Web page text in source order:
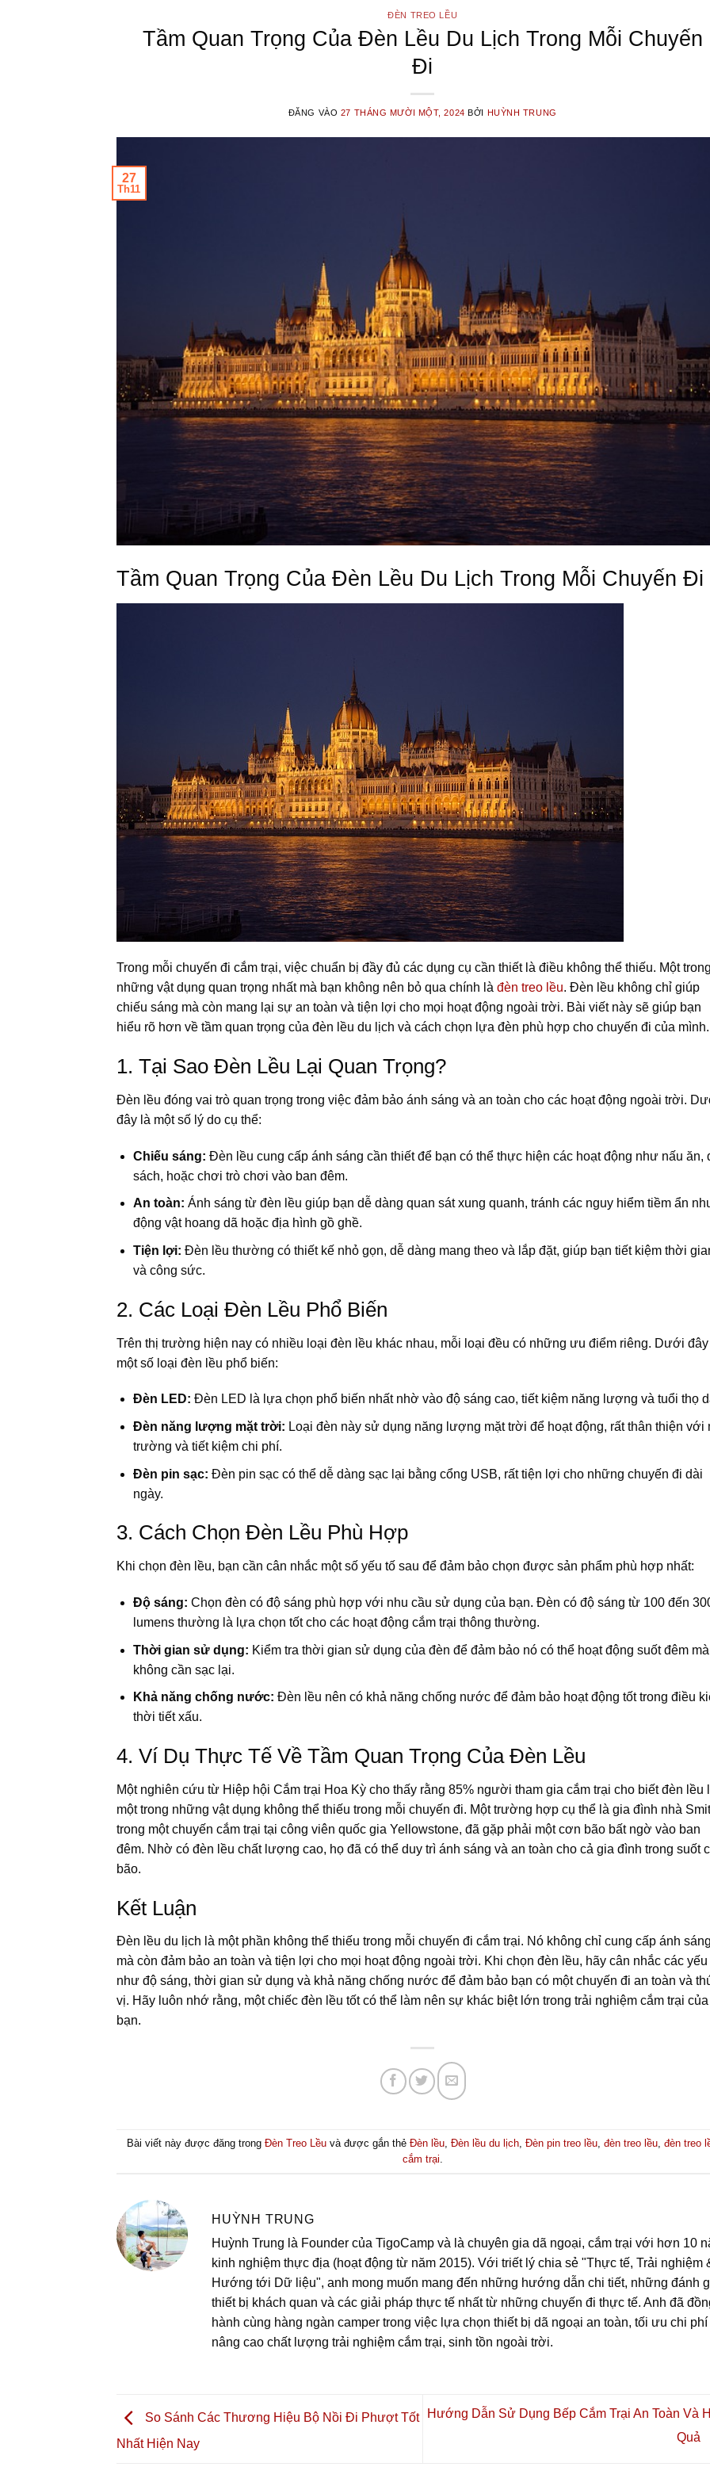
ĐÈN TREO LỀU
Tầm Quan Trọng Của Đèn Lều Du Lịch Trong Mỗi Chuyến
Đi
ĐĂNG VÀO 27 THÁNG MƯỜI MỘT, 2024 BỞI HUỲNH TRUNG
27
Th11
Tầm Quan Trọng Của Đèn Lều Du Lịch Trong Mỗi Chuyến Đi
Trong mỗi chuyến đi cắm trại, việc chuẩn bị đầy đủ các dụng cụ cần thiết là điều không thể thiếu. Một trong
những vật dụng quan trọng nhất mà bạn không nên bỏ qua chính là đèn treo lều. Đèn lều không chỉ giúp
chiếu sáng mà còn mang lại sự an toàn và tiện lợi cho mọi hoạt động ngoài trời. Bài viết này sẽ giúp bạn
hiểu rõ hơn về tầm quan trọng của đèn lều du lịch và cách chọn lựa đèn phù hợp cho chuyến đi của mình.
1. Tại Sao Đèn Lều Lại Quan Trọng?
Đèn lều đóng vai trò quan trọng trong việc đảm bảo ánh sáng và an toàn cho các hoạt động ngoài trời.
đây là một số lý do cụ thể:
Chiếu sáng: Đèn lều cung cấp ánh sáng cần thiết để bạn có thể thực hiện các hoạt động như nấu ăn,
sách, hoặc chơi trò chơi vào ban đêm.
An toàn: Ánh sáng từ đèn lều giúp bạn dễ dàng quan sát xung quanh, tránh các nguy hiểm tiềm ẩn
động vật hoang dã hoặc địa hình gồ ghề.
Tiện lợi: Đèn lều thường có thiết kế nhỏ gọn, dễ dàng mang theo và lắp đặt, giúp bạn tiết kiệm thời
và công sức.
2. Các Loại Đèn Lều Phổ Biến
Trên thị trường hiện nay có nhiều loại đèn lều khác nhau, mỗi loại đều có những ưu điểm riêng. Dưới đây
một số loại đèn lều phổ biến:
Đèn LED: Đèn LED là lựa chọn phổ biến nhất nhờ vào độ sáng cao, tiết kiệm năng lượng và tuổi thọ
Đèn năng lượng mặt trời: Loại đèn này sử dụng năng lượng mặt trời để hoạt động, rất thân thiện với
trường và tiết kiệm chi phí.
Đèn pin sạc: Đèn pin sạc có thể dễ dàng sạc lại bằng cổng USB, rất tiện lợi cho những chuyến đi dài
ngày.
3. Cách Chọn Đèn Lều Phù Hợp
Khi chọn đèn lều, bạn cần cân nhắc một số yếu tố sau để đảm bảo chọn được sản phẩm phù hợp nhất:
Độ sáng: Chọn đèn có độ sáng phù hợp với nhu cầu sử dụng của bạn. Đèn có độ sáng từ 100 đến
lumens thường là lựa chọn tốt cho các hoạt động cắm trại thông thường.
Thời gian sử dụng: Kiểm tra thời gian sử dụng của đèn để đảm bảo nó có thể hoạt động suốt đêm mà
không cần sạc lại.
Khả năng chống nước: Đèn lều nên có khả năng chống nước để đảm bảo hoạt động tốt trong điều
thời tiết xấu.
4. Ví Dụ Thực Tế Về Tầm Quan Trọng Của Đèn Lều
Một nghiên cứu từ Hiệp hội Cắm trại Hoa Kỳ cho thấy rằng 85% người tham gia cắm trại cho biết đèn lều
một trong những vật dụng không thể thiếu trong mỗi chuyến đi. Một trường hợp cụ thể là gia đình nhà
trong một chuyến cắm trại tại công viên quốc gia Yellowstone, đã gặp phải một cơn bão bất ngờ vào ban
đêm. Nhờ có đèn lều chất lượng cao, họ đã có thể duy trì ánh sáng và an toàn cho cả gia đình trong suốt
bão.
Kết Luận
Đèn lều du lịch là một phần không thể thiếu trong mỗi chuyến đi cắm trại. Nó không chỉ cung cấp ánh sáng
mà còn đảm bảo an toàn và tiện lợi cho mọi hoạt động ngoài trời. Khi chọn đèn lều, hãy cân nhắc các yếu
như độ sáng, thời gian sử dụng và khả năng chống nước để đảm bảo bạn có một chuyến đi an toàn và
vị. Hãy luôn nhớ rằng, một chiếc đèn lều tốt có thể làm nên sự khác biệt lớn trong trải nghiệm cắm trại của
bạn.
Bài viết này được đăng trongĐèn Treo Lều và được gắn thẻĐèn lều ,Đèn lều du lịch ,Đèn pin treo lều ,đèn treo lều ,đèn treo
cắm trại
HUỲNH TRUNG
Huỳnh Trung là Founder của TigoCamp và là chuyên gia dã ngoại, cắm trại với hơn 10
kinh nghiệm thực địa (hoạt động từ năm 2015). Với triết lý chia sẻ "Thực tế, Trải nghiệm
Hướng tới Dữ liệu", anh mong muốn mang đến những hướng dẫn chi tiết, những đánh
thiết bị khách quan và các giải pháp thực tế nhất từ những chuyến đi thực tế. Anh đã
hành cùng hàng ngàn camper trong việc lựa chọn thiết bị dã ngoại an toàn, tối ưu chi phí
nâng cao chất lượng trải nghiệm cắm trại, sinh tồn ngoài trời.
So Sánh Các Thương Hiệu Bộ Nồi Đi Phượt Tốt
Nhất Hiện Nay
Hướng Dẫn Sử Dụng Bếp Cắm Trại An Toàn Và
Quả